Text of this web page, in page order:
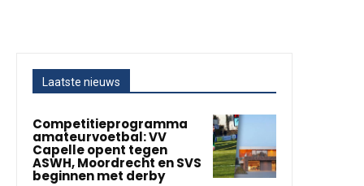
Laatste nieuws
Competitieprogramma
amateurvoetbal: VV
Capelle opent tegen
ASWH, Moordrecht en SVS
beginnen met derby